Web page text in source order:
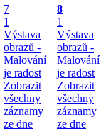
7
1
Výstava
obrazů -
Malování
je radost
Zobrazit
všechny
záznamy
ze dne
8
1
Výstava
obrazů -
Malování
je radost
Zobrazit
všechny
záznamy
ze dne